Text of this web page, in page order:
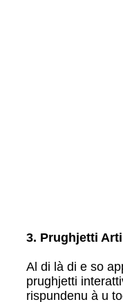
3. Prughjetti
Al di là di e so
prughjetti
rispundenu à u